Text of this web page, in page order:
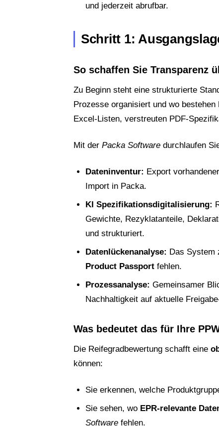
und jederzeit abrufbar.
Schritt 1:
So schaffen Sie Transparenz
Zu Beginn steht eine strukturierte
Prozesse organisiert und wo
Excel-Listen, verstreuten PDF-
Mit der Packa Software durchlaufen
Dateninventur: Export
Import in Packa.
KI Spezifikationsdigitalisierung:
Gewichte, Rezyklatanteile,
und strukturiert.
Datenlückenanalyse: Das System
Product Passport fehlen.
Prozessanalyse: Gemeinsamer
Nachhaltigkeit auf aktuelle
Was bedeutet das für Ihre
Die Reifegradbewertung schafft eine
können:
Sie erkennen, welche
Sie sehen, wo EPR-relevante
Software fehlen.